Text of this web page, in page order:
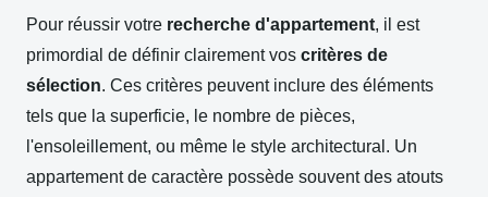
Pour réussir votre recherche d'appartement, il est
primordial de définir clairement vos critères de
sélection. Ces critères peuvent inclure des éléments
tels que la superficie, le nombre de pièces,
l'ensoleillement, ou même le style architectural. Un
appartement de caractère possède souvent des atouts